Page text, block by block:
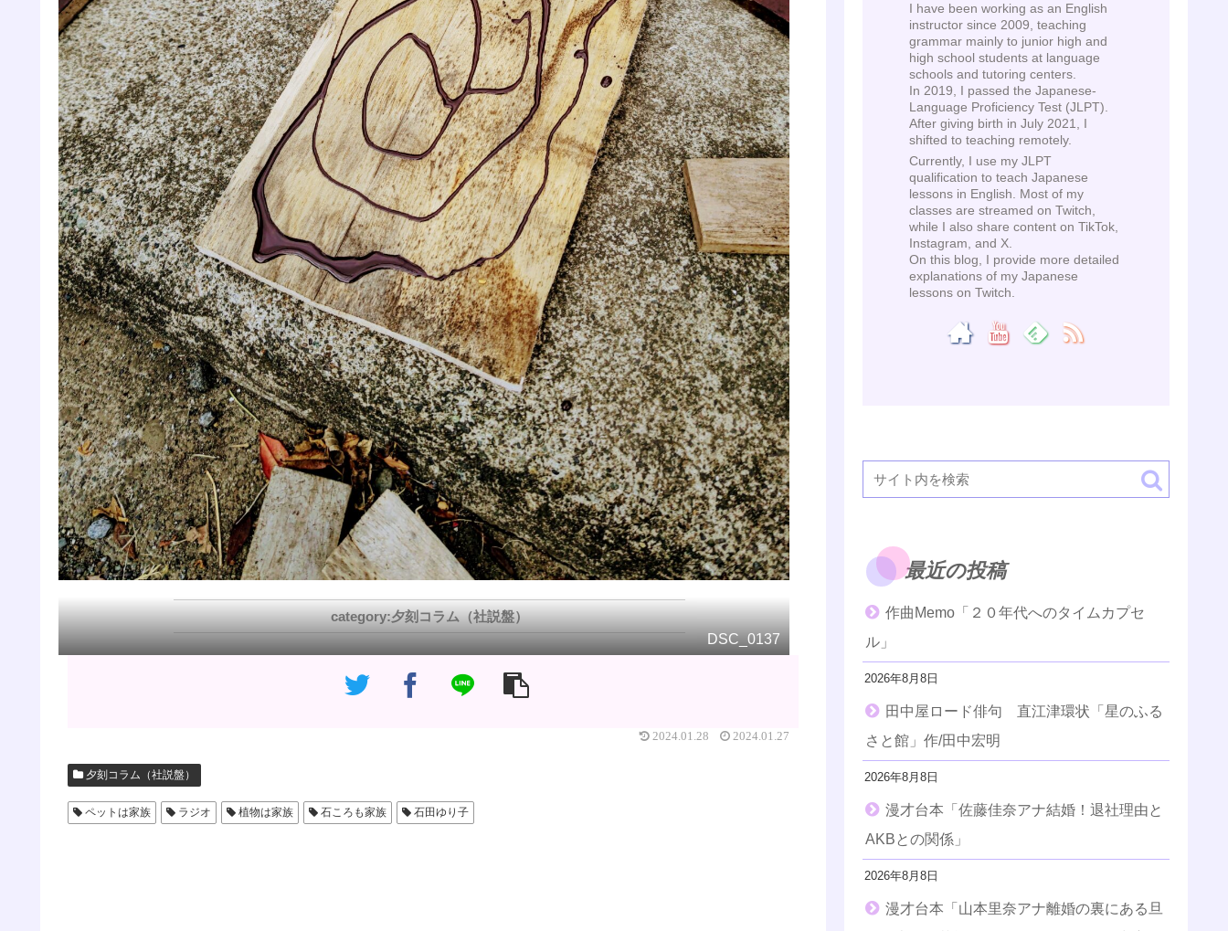
夕刻コラム（社説盤）
DSC_0137
2024.01.28 2024.01.27
夕刻コラム（社説盤）
ペットは家族 ラジオ 植物は家族 石ころも家族 石田ゆり子
I have been working as an English
instructor since 2009, teaching
grammar mainly to junior high and
high school students at language
schools and tutoring centers.
In 2019, I passed the Japanese-
Language Proficiency Test (JLPT).
After giving birth in July 2021, I
shifted to teaching remotely.
Currently, I use my JLPT
qualification to teach Japanese
lessons in English. Most of my
classes are streamed on Twitch,
while I also share content on TikTok,
Instagram, and X.
On this blog, I provide more detailed
explanations of my Japanese
lessons on Twitch.
最近の投稿
作曲Memo「２０年代へのタイムカプセ
ル」
2026年8月8日
田中屋ロード俳句 直江津環状「星のふる
さと館」作/田中宏明
2026年8月8日
漫才台本「佐藤佳奈アナ結婚！退社理由と
AKBとの関係」
2026年8月8日
漫才台本「山本里奈アナ離婚の裏にある旦